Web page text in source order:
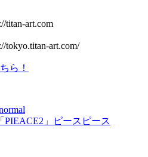
titan-art.com
tokyo.titan-art.com/
ら！
PIEACE2」ピースピース